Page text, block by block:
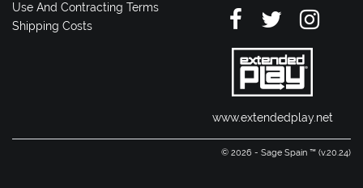
Use And Contracting Terms
Shipping Costs
www.extendedplay.net
© 2026 - Sage Spain ™ (v.20.24)